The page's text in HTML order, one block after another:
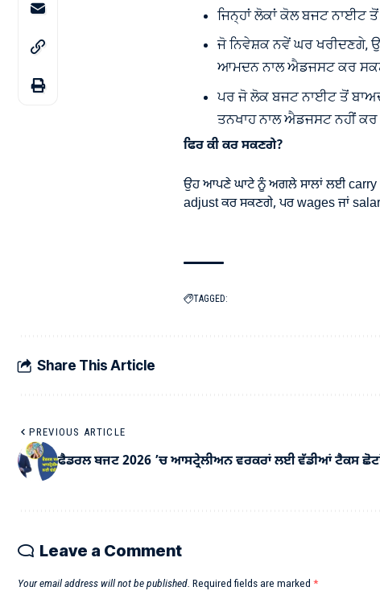
ਜਿਨ੍ਹਾਂ ਲੋਕਾਂ ਕੋਲ ਬਜਟ ਨਾਈਟ
ਜੋ ਨਿਵੇਸ਼ਕ ਨਵੇਂ ਘਰ ਖਰੀਦਣਗੇ,
ਆਮਦਨ ਨਾਲ ਐਡਜਸਟ ਕਰ
ਪਰ ਜੋ ਲੋਕ ਬਜਟ ਨਾਈਟ ਤੋਂ
ਤਨਖਾਹ ਨਾਲ ਐਡਜਸਟ ਨਹੀਂ
ਫਿਰ ਕੀ ਕਰ ਸਕਣਗੇ?
ਉਹ ਆਪਣੇ ਘਾਟੇ ਨੂੰ ਅਗਲੇ ਸਾਲਾਂ ਲਈ carry
adjust ਕਰ ਸਕਣਗੇ, ਪਰ wages ਜਾਂ
TAGGED:
Share This Article
PREVIOUS ARTICLE
ਫੈਡਰਲ ਬਜਟ 2026 ’ਚ ਆਸਟ੍ਰੇਲੀਅਨ ਵਰਕਰਾਂ ਲਈ ਵੱਡੀਆਂ ਟੈਕਸ
Leave a Comment
Your email address will not be published. Required fields are marked *